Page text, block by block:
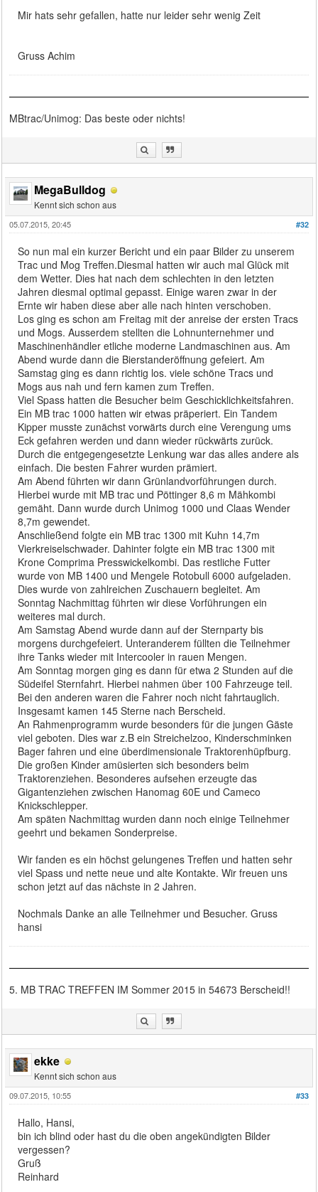
Mir hats sehr gefallen, hatte nur leider sehr wenig Zeit
Gruss Achim
MBtrac/Unimog: Das beste oder nichts!
MegaBulldog
Kennt sich schon aus
#32
05.07.2015, 20:45
So nun mal ein kurzer Bericht und ein paar Bilder zu unserem
Trac und Mog Treffen.Diesmal hatten wir auch mal Glück mit
dem Wetter. Dies hat nach dem schlechten in den letzten
Jahren diesmal optimal gepasst. Einige waren zwar in der
Ernte wir haben diese aber alle nach hinten verschoben.
Los ging es schon am Freitag mit der anreise der ersten Tracs
und Mogs. Ausserdem stellten die Lohnunternehmer und
Maschinenhändler etliche moderne Landmaschinen aus. Am
Abend wurde dann die Bierstanderöffnung gefeiert. Am
Samstag ging es dann richtig los. viele schöne Tracs und
Mogs aus nah und fern kamen zum Treffen.
Viel Spass hatten die Besucher beim Geschicklichkeitsfahren.
Ein MB trac 1000 hatten wir etwas präperiert. Ein Tandem
Kipper musste zunächst vorwärts durch eine Verengung ums
Eck gefahren werden und dann wieder rückwärts zurück.
Durch die entgegengesetzte Lenkung war das alles andere als
einfach. Die besten Fahrer wurden prämiert.
Am Abend führten wir dann Grünlandvorführungen durch.
Hierbei wurde mit MB trac und Pöttinger 8,6 m Mähkombi
gemäht. Dann wurde durch Unimog 1000 und Claas Wender
8,7m gewendet.
Anschließend folgte ein MB trac 1300 mit Kuhn 14,7m
Vierkreiselschwader. Dahinter folgte ein MB trac 1300 mit
Krone Comprima Presswickelkombi. Das restliche Futter
wurde von MB 1400 und Mengele Rotobull 6000 aufgeladen.
Dies wurde von zahlreichen Zuschauern begleitet. Am
Sonntag Nachmittag führten wir diese Vorführungen ein
weiteres mal durch.
Am Samstag Abend wurde dann auf der Sternparty bis
morgens durchgefeiert. Unteranderem füllten die Teilnehmer
ihre Tanks wieder mit Intercooler in rauen Mengen.
Am Sonntag morgen ging es dann für etwa 2 Stunden auf die
Südeifel Sternfahrt. Hierbei nahmen über 100 Fahrzeuge teil.
Bei den anderen waren die Fahrer noch nicht fahrtauglich.
Insgesamt kamen 145 Sterne nach Berscheid.
An Rahmenprogramm wurde besonders für die jungen Gäste
viel geboten. Dies war z.B ein Streichelzoo, Kinderschminken
Bager fahren und eine überdimensionale Traktorenhüpfburg.
Die großen Kinder amüsierten sich besonders beim
Traktorenziehen. Besonderes aufsehen erzeugte das
Gigantenziehen zwischen Hanomag 60E und Cameco
Knickschlepper.
Am späten Nachmittag wurden dann noch einige Teilnehmer
geehrt und bekamen Sonderpreise.
Wir fanden es ein höchst gelungenes Treffen und hatten sehr
viel Spass und nette neue und alte Kontakte. Wir freuen uns
schon jetzt auf das nächste in 2 Jahren.
Nochmals Danke an alle Teilnehmer und Besucher. Gruss
hansi
5. MB TRAC TREFFEN IM Sommer 2015 in 54673 Berscheid!!
ekke
Kennt sich schon aus
#33
09.07.2015, 10:55
Hallo, Hansi,
bin ich blind oder hast du die oben angekündigten Bilder
vergessen?
Gruß
Reinhard